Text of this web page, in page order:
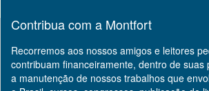
Contribua com a Montfort
Recorremos aos nossos amigos e leitores
contribuam financeiramente, dentro de suas
a manutenção de nossos trabalhos que